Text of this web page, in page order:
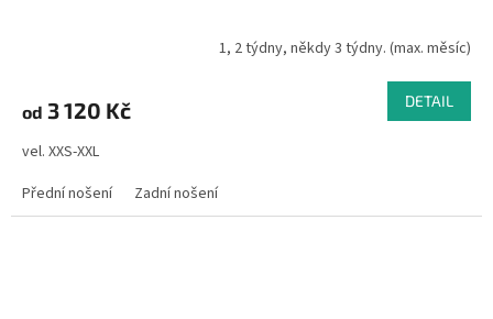
1, 2 týdny, někdy 3 týdny. (max. měsíc)
od 3 120 Kč DETAIL
vel. XXS-XXL
Přední nošení
Zadní nošení